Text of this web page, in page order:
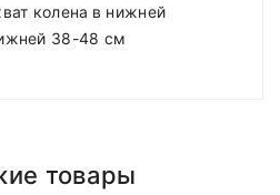
колена в нижней
38-48 см
товары